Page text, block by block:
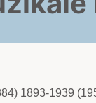
1893-1939